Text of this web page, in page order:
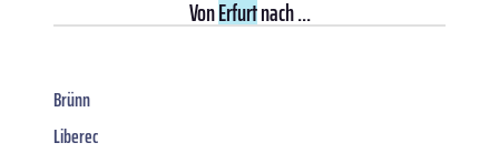
VonErfurtnach ...
Brünn
Liberec